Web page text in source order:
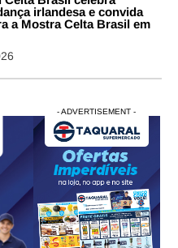
irlandesa e convida
a Mostra Celta Brasil em
-
- ADVERTISEMENT -